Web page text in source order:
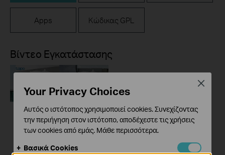
Apps Κώδικας GPL
Βίντεο Εγκατάστασης
How to Set Up Your
Your Privacy Choices
Αυτός ο ιστότοπος χρησιμοποιεί cookies. Συνεχίζοντας
την περιήγηση στον ιστότοπο, αποδέχεστε τις χρήσεις
των cookies από εμάς. Μάθε περισσότερα.
Βασικά Cookies
Close